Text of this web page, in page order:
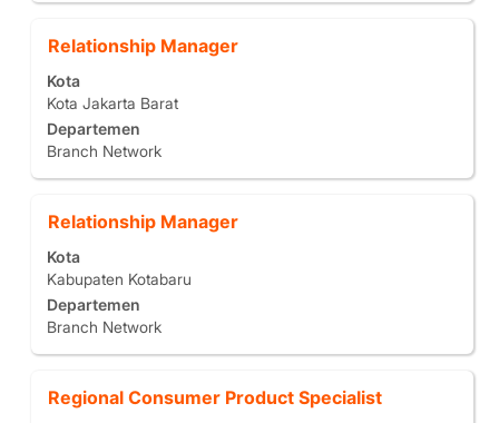
dari
Daftar
informasi
tersebut.
Jabatan
Relationship Manager
Kota
Kota Jakarta Barat
Departemen
Branch Network
Pilih
bilah
spasi
untuk
melihat
konten
informasi
tersebut.
Jabatan
Relationship Manager
Kota
Kabupaten Kotabaru
Departemen
Branch Network
Pilih
bilah
spasi
untuk
melihat
konten
informasi
Jabatan
Regional Consumer Product Specialist
Pilih